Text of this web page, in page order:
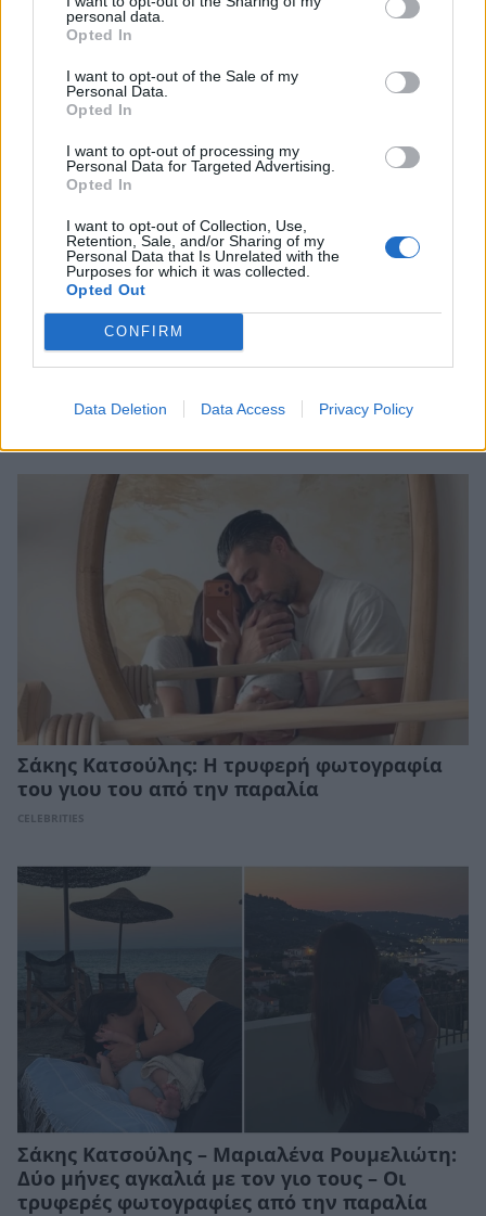
personal data.
Opted In
I want to opt-out of the Sale of my
Personal Data.
Opted In
I want to opt-out of processing my
Personal Data for Targeted Advertising.
Opted In
I want to opt-out of Collection, Use,
Retention, Sale, and/or Sharing of my
Personal Data that Is Unrelated with the
Purposes for which it was collected.
Opted Out
CONFIRM
Data Deletion Data Access Privacy Policy
ΣΧΕΤΙΚΑ ΑΡΘΡΑ
Σάκης Κατσούλης: Η τρυφερή φωτογραφία
του γιου του από την παραλία
CELEBRITIES
Σάκης Κατσούλης – Μαριαλένα Ρουμελιώτη:
Δύο μήνες αγκαλιά με τον γιο τους – Οι
τρυφερές φωτογραφίες από την παραλία